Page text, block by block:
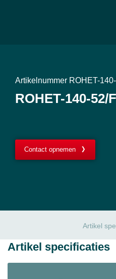
Artikelnummer ROHET-
ROHET-140-52/
Contact opnemen
Artikel
Artikel specificaties